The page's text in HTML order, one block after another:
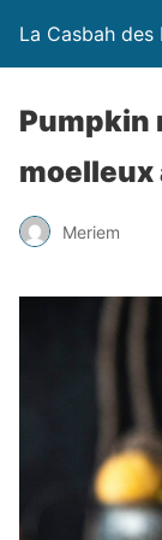
La Casbah des
Pumpkin
moelleux
Meriem